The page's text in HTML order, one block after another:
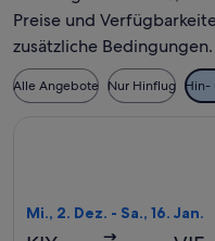
Preise und
zusätzliche Bedingungen.
Alle Angebote Nur Hinflug Hin-
Mi., 2. Dez. - Sa., 16. Jan.